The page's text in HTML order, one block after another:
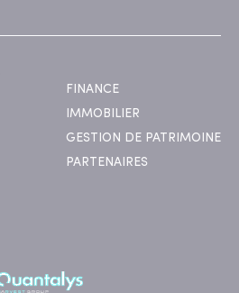
FINANCE
IMMOBILIER
GESTION DE PATRIMOINE
PARTENAIRES